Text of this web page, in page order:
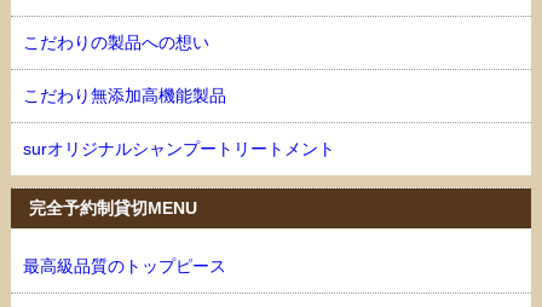
こだわりの製品への想い
こだわり無添加高機能製品
surオリジナルシャンプートリートメント
完全予約制貸切MENU
最高級品質のトップピース